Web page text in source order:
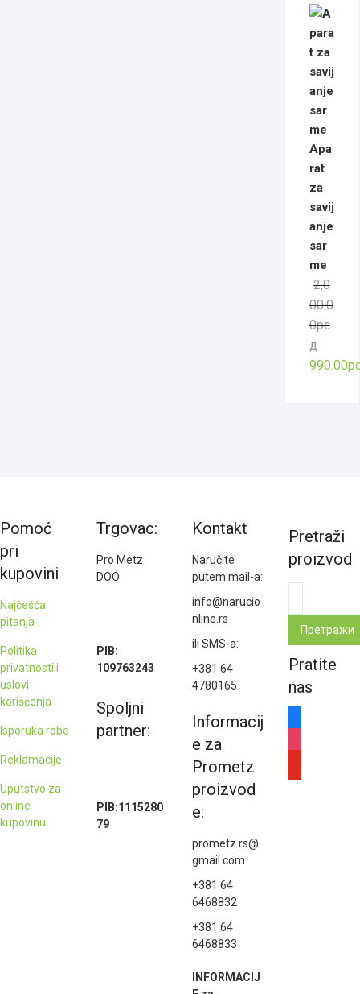
Apa
rat
za
savij
anje
sar
me
2,0
00.0
0рс
д
цена
990.00
цена
Pomoć
pri
kupovini
Najčešća
pitanja
Politika
privatnosti i
uslovi
korišćenja
Isporuka robe
Reklamacije
Uputstvo za
online
kupovinu
Trgovac:
Pro Metz
DOO
PIB:
109763243
Spoljni
partner:
PIB:1115280
79
Kontakt
Naručite
putem mail-a:
info@narucio
nline.rs
ili SMS-a:
+381 64
4780165
Informacij
e za
Prometz
proizvod
e:
prometz.rs@
gmail.com
+381 64
6468832
+381 64
6468833
INFORMACIJ
Pretraži
proizvod
Претражи
Pratite
nas